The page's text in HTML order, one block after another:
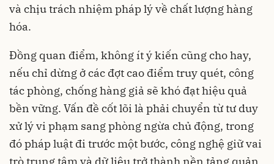
và chịu trách nhiệm pháp lý về chất lượng hàng
hóa.
Đồng quan điểm, không ít ý kiến cũng cho hay,
nếu chỉ dừng ở các đợt cao điểm truy quét, công
tác phòng, chống hàng giả sẽ khó đạt hiệu quả
bền vững. Vấn đề cốt lõi là phải chuyển từ tư duy
xử lý vi phạm sang phòng ngừa chủ động, trong
đó pháp luật đi trước một bước, công nghệ giữ vai